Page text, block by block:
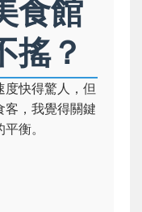
食館
搖？
快得驚人，但
客，我覺得關鍵
衡。